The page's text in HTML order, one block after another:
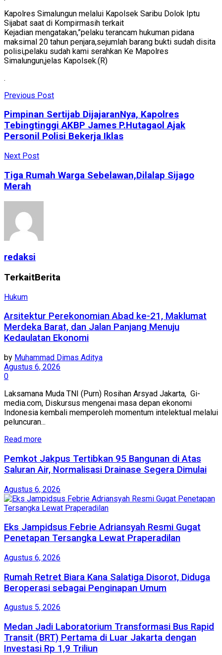
Kapolres Simalungun melalui Kapolsek Saribu Dolok Iptu
Sijabat saat di Kompirmasih terkait
Kejadian mengatakan,”pelaku terancam hukuman pidana
maksimal 20 tahun penjara,sejumlah barang bukti sudah disita
polisi,pelaku sudah kami serahkan Ke Mapolres
Simalungun,jelas Kapolsek.(R)
.
Previous Post
Pimpinan Sertijab DijajaranNya, Kapolres
Tebingtinggi AKBP James P.Hutagaol Ajak
Personil Polisi Bekerja Iklas
Next Post
Tiga Rumah Warga Sebelawan,Dilalap Sijago
Merah
redaksi
TerkaitBerita
Hukum
Arsitektur Perekonomian Abad ke-21, Maklumat
Merdeka Barat, dan Jalan Panjang Menuju
Kedaulatan Ekonomi
by Muhammad Dimas Aditya
Agustus 6, 2026
0
Laksamana Muda TNI (Purn) Rosihan Arsyad Jakarta, Gi-
media.com, Diskursus mengenai masa depan ekonomi
Indonesia kembali memperoleh momentum intelektual melalui
peluncuran...
Read more
Pemkot Jakpus Tertibkan 95 Bangunan di Atas
Saluran Air, Normalisasi Drainase Segera Dimulai
Agustus 6, 2026
‎Eks Jampidsus Febrie Adriansyah Resmi Gugat
Penetapan Tersangka Lewat Praperadilan
Agustus 6, 2026
Rumah Retret Biara Kana Salatiga Disorot, Diduga
Beroperasi sebagai Penginapan Umum
Agustus 5, 2026
Medan Jadi Laboratorium Transformasi Bus Rapid
Transit (BRT) Pertama di Luar Jakarta dengan
Investasi Rp 1,9 Triliun